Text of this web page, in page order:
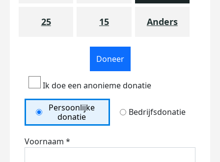
25 15 Anders
Doneer
Ik doe een anonieme donatie
Persoonlijke
donatie
Bedrijfsdonatie
Voornaam *